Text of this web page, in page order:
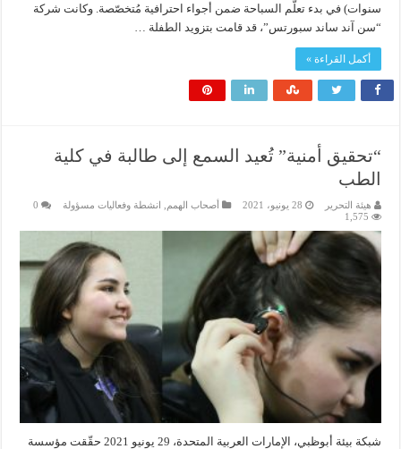
سنوات) في بدء تعلّم السباحة ضمن أجواء احترافية مُتخصّصة. وكانت شركة
“سن آند ساند سبورتس”، قد قامت بتزويد الطفلة …
أكمل القراءة »
“تحقيق أمنية” تُعيد السمع إلى طالبة في كلية
الطب
هيئة التحرير 28 يونيو، 2021 أصحاب الهمم انشطة وفعاليات مسؤولة
0
1,575
شبكة بيئة أبوظبي، الإمارات العربية المتحدة، 29 يونيو 2021 حقّقت مؤسسة